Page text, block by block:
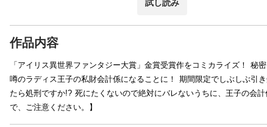
試し読み
作品内容
「アイリス異世界ファンタジー大賞」金賞受賞作をコミカライズ！
噂のラディス王子の私財会計係になることに！ 期間限定でしぶしぶ
たら処刑ですか!? 死にたくないので絶対にバレないうちに、王子の会
で、ご注意ください。】